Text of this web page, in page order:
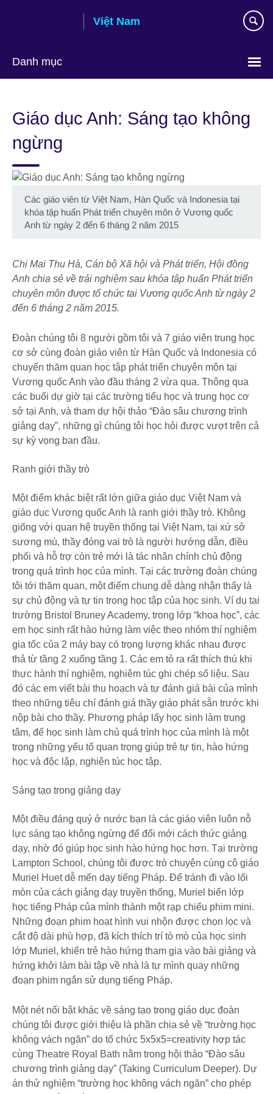
Việt Nam
Danh mục
language
Giáo dục Anh: Sáng tạo không
ngừng
Các giáo viên từ Việt Nam, Hàn Quốc và Indonesia tại
khóa tập huấn Phát triển chuyên môn ở Vương quốc
Anh từ ngày 2 đến 6 tháng 2 năm 2015
Chị Mai Thu Hà, Cán bộ Xã hội và Phát triển, Hội đồng
Anh chia sẻ về trải nghiệm sau khóa tập huấn Phát triển
chuyên môn được tổ chức tại Vương quốc Anh từ ngày 2
đến 6 tháng 2 năm 2015.
Đoàn chúng tôi 8 người gồm tôi và 7 giáo viên trung học
cơ sở cùng đoàn giáo viên từ Hàn Quốc và Indonesia có
chuyến thăm quan học tập phát triển chuyên môn tại
Vương quốc Anh vào đầu tháng 2 vừa qua. Thông qua
các buổi dự giờ tại các trường tiểu học và trung học cơ
sở tại Anh, và tham dự hội thảo “Đào sâu chương trình
giảng dạy”, những gì chúng tôi học hỏi được vượt trên cả
sự kỳ vọng ban đầu.
Ranh giới thầy trò
Một điểm khác biệt rất lớn giữa giáo dục Việt Nam và
giáo dục Vương quốc Anh là ranh giới thầy trò. Không
giống với quan hệ truyền thống tại Việt Nam, tại xứ sở
sương mù, thầy đóng vai trò là người hướng dẫn, điều
phối và hỗ trợ còn trẻ mới là tác nhân chính chủ động
trong quá trình học của mình. Tại các trường đoàn chúng
tôi tới thăm quan, một điểm chung dễ dàng nhận thấy là
sự chủ động và tự tin trong học tập của học sinh. Ví dụ tại
trường Bristol Bruney Academy, trong lớp “khoa học”, các
em học sinh rất hào hứng làm việc theo nhóm thí nghiệm
gia tốc của 2 máy bay có trọng lượng khác nhau được
thả từ tầng 2 xuống tầng 1. Các em tỏ ra rất thích thú khi
thực hành thí nghiệm, nghiêm túc ghi chép số liệu. Sau
đó các em viết bài thu hoạch và tự đánh giá bài của mình
theo những tiêu chí đánh giá thầy giáo phát sẵn trước khi
nộp bài cho thầy. Phương pháp lấy học sinh làm trung
tâm, để học sinh làm chủ quá trình học của mình là một
trong những yếu tố quan trọng giúp trẻ tự tin, hào hứng
học và độc lập, nghiên túc học tập.
Sáng tạo trong giảng dạy
Một điều đáng quý ở nước bạn là các giáo viên luôn nỗ
lực sáng tạo không ngừng để đổi mới cách thức giảng
dạy, nhờ đó giúp học sinh hào hứng học hơn. Tại trường
Lampton School, chúng tôi được trò chuyện cùng cô giáo
Muriel Huet dễ mến dạy tiếng Pháp. Để tránh đi vào lối
mòn của cách giảng dạy truyền thống, Muriel biến lớp
học tiếng Pháp của mình thành một rạp chiếu phim mini.
Những đoạn phim hoạt hình vui nhộn được chọn lọc và
cắt độ dài phù hợp, đã kích thích trí tò mò của học sinh
lớp Muriel, khiến trẻ hào hứng tham gia vào bài giảng và
hứng khởi làm bài tập về nhà là tự mình quay những
đoạn phim ngắn sử dụng tiếng Pháp.
Một nét nổi bật khác về sáng tạo trong giáo dục đoàn
chúng tôi được giới thiệu là phần chia sẻ về “trường học
không vách ngăn” do tổ chức 5x5x5=creativity hợp tác
cùng Theatre Royal Bath nằm trong hội thảo “Đào sâu
chương trình giảng dạy” (Taking Curriculum Deeper). Dự
án thử nghiệm “trường học không vách ngăn” cho phép